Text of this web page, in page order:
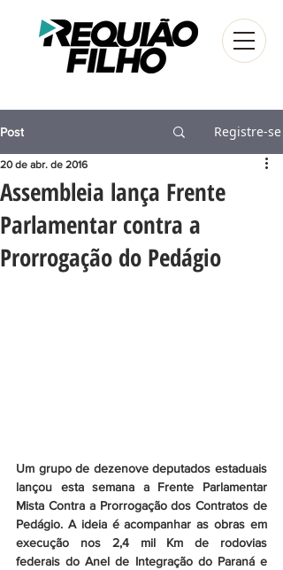
Post Registre-se
Assembleia lança Frente
Parlamentar contra a
Prorrogação do Pedágio
20 de abr. de 2016
Um grupo de dezenove deputados estaduais
lançou esta semana a Frente Parlamentar
Mista Contra a Prorrogação dos Contratos de
Pedágio. A ideia é acompanhar as obras em
execução nos 2,4 mil Km de rodovias
federais do Anel de Integração do Paraná e